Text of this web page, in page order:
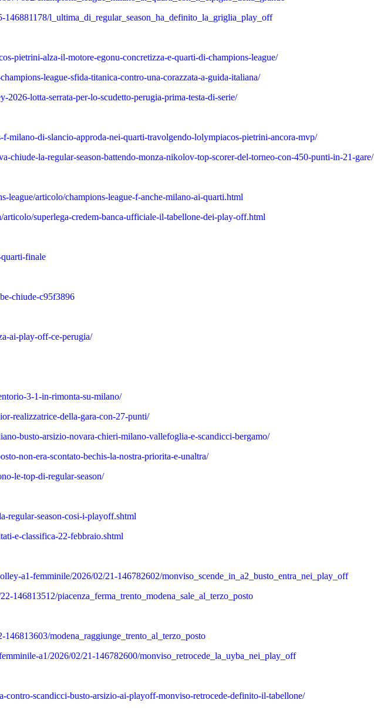
l_ultima_di_regular_season_ha_definito_la_griglia_play_off
pietrini-alza-il-motore-egonu-concretizza-e-quarti-di-champions-league/
league-sfida-titanica-contro-una-corazzata-a-guida-italiana/
lotta-serrata-per-lo-scudetto-perugia-prima-testa-di-serie/
milano-di-slancio-approda-nei-quarti-travolgendo-lolympiacos-pietrini-ancora-mvp/
la-regular-season-battendo-monza-nikolov-top-scorer-del-torneo-con-450-punti-in-21-gare/
articolo/champions-league-f-anche-milano-ai-quarti.html
superlega-credem-banca-ufficiale-il-tabellone-dei-play-off.html
finale
chiude-c95f3896
ai-play-off-ce-perugia/
3-1-in-rimonta-su-milano/
realizzatrice-della-gara-con-27-punti/
busto-arsizio-novara-chieri-milano-vallefoglia-e-scandicci-bergamo/
non-era-scontato-bechis-la-nostra-priorita-e-unaltra/
le-top-di-regular-season/
regular-season-cosi-i-playoff.shtml
e-classifica-22-febbraio.shtml
a1-femminile/2026/02/21-146782602/monviso_scende_in_a2_busto_entra_nei_play_off
146813512/piacenza_ferma_trento_modena_sale_al_terzo_posto
modena_raggiunge_trento_al_terzo_posto
a1/2026/02/21-146782600/monviso_retrocede_la_uyba_nei_play_off
scandicci-busto-arsizio-ai-playoff-monviso-retrocede-definito-il-tabellone/